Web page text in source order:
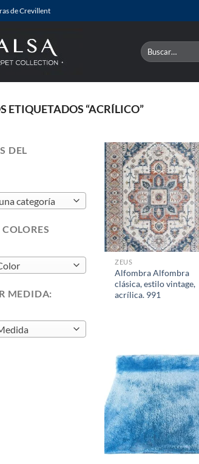
de Crevillent
Buscar
por:
ETIQUETADOS “ACRÍLICO”
DEL
categoría
MEDIDA:
ZEUS
Alfombra Alfombra
clásica, estilo vintage,
acrílica. 991